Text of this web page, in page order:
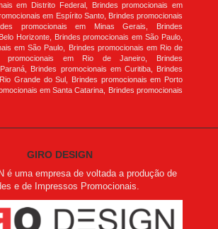
em Distrito Federal, Brindes promocionais em
em Espírito Santo, Brindes promocionais
promocionais em Minas Gerais, Brindes
Horizonte, Brindes promocionais em São Paulo,
em São Paulo, Brindes promocionais em Rio de
promocionais em Rio de Janeiro, Brindes
Brindes promocionais em Curitiba, Brindes
Grande do Sul, Brindes promocionais em Porto
em Santa Catarina, Brindes promocionais
GIRO DESIGN
é uma empresa de voltada a produção de
e de Impressos Promocionais.